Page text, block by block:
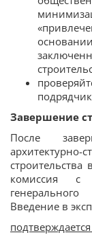
Завершение
После
архитектурно-
строительства
комиссия с
Введение в